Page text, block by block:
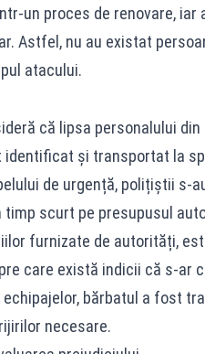
un proces de renovare,
Astfel, nu au existat
atacului.
că lipsa personalului
identificat și transportat la
de urgență, polițiștii s-
scurt pe presupusul
furnizate de autorități,
care există indicii că s-ar
echipajelor, bărbatul a fost
necesare.